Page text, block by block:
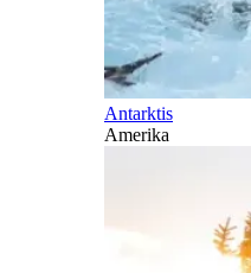
Antarktis
Amerika